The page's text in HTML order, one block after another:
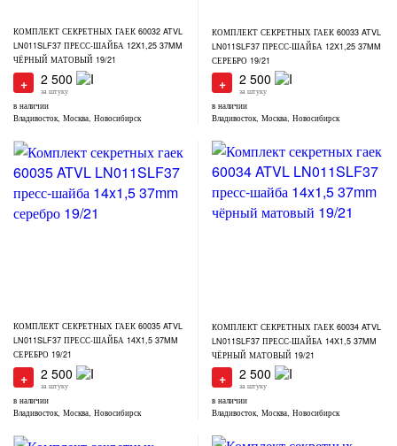
КОМПЛЕКТ СЕКРЕТНЫХ ГАЕК 60032 ATVL
LN011SLF37 ПРЕСС-ШАЙБА 12X1,25 37MM
ЧЁРНЫЙ МАТОВЫЙ 19/21
+ 2 500
за штуку
в наличии
Владивосток, Москва, Новосибирск
КОМПЛЕКТ СЕКРЕТНЫХ ГАЕК 60033 ATVL
LN011SLF37 ПРЕСС-ШАЙБА 12X1,25 37MM
СЕРЕБРО 19/21
+ 2 500
за штуку
в наличии
Владивосток, Москва, Новосибирск
КОМПЛЕКТ СЕКРЕТНЫХ ГАЕК 60035 ATVL
LN011SLF37 ПРЕСС-ШАЙБА 14X1,5 37MM
СЕРЕБРО 19/21
+ 2 500
за штуку
в наличии
Владивосток, Москва, Новосибирск
КОМПЛЕКТ СЕКРЕТНЫХ ГАЕК 60034 ATVL
LN011SLF37 ПРЕСС-ШАЙБА 14X1,5 37MM
ЧЁРНЫЙ МАТОВЫЙ 19/21
+ 2 500
за штуку
в наличии
Владивосток, Москва, Новосибирск